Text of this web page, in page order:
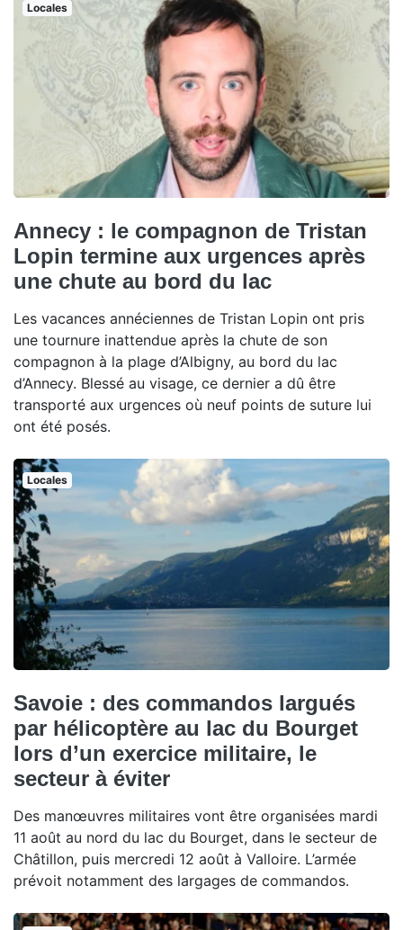
Locales
Annecy : le compagnon de Tristan
Lopin termine aux urgences après
une chute au bord du lac
Les vacances annéciennes de Tristan Lopin ont pris
une tournure inattendue après la chute de son
compagnon à la plage d’Albigny, au bord du lac
d’Annecy. Blessé au visage, ce dernier a dû être
transporté aux urgences où neuf points de suture lui
ont été posés.
Locales
Savoie : des commandos largués
par hélicoptère au lac du Bourget
lors d’un exercice militaire, le
secteur à éviter
Des manœuvres militaires vont être organisées mardi
11 août au nord du lac du Bourget, dans le secteur de
Châtillon, puis mercredi 12 août à Valloire. L’armée
prévoit notamment des largages de commandos.